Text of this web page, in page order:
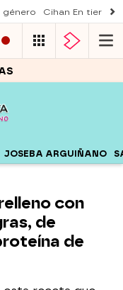
género Cihan En tierra
JOSEBA ARGUIÑANO
con
de
de